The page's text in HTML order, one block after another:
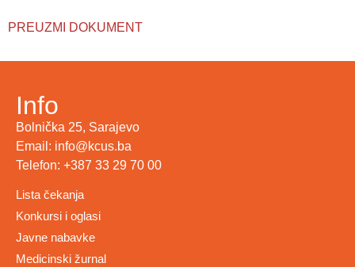
PREUZMI DOKUMENT
Info
Bolnička 25, Sarajevo
Email: info@kcus.ba
Telefon: +387 33 29 70 00
Lista čekanja
Konkursi i oglasi
Javne nabavke
Medicinski žurnal